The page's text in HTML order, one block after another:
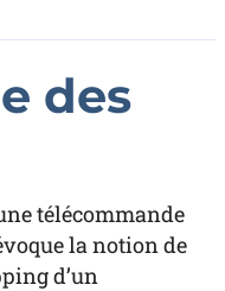
des
télécommande
la notion de
d’un